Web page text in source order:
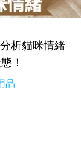
析貓咪情緒
！
品